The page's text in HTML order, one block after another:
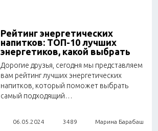
Рейтинг энергетических
напитков: ТОП-10 лучших
энергетиков, какой выбрать
Дорогие друзья, сегодня мы представляем
вам рейтинг лучших энергетических
напитков, который поможет выбрать
самый подходящий…
06.05.2024 3489 Марина Барабаш